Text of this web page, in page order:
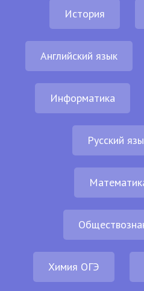
История
Английский язык
Информатика
Русский
Химия ОГЭ